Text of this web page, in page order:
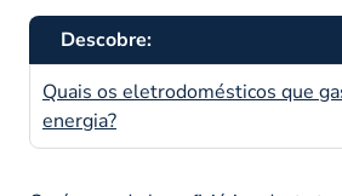
Descobre:
Quais os eletrodomésticos que
energia?